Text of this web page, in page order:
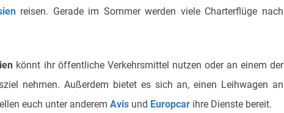
reisen. Gerade im Sommer werden viele Charterflüge nach
könnt ihr öffentliche Verkehrsmittel nutzen oder an einem der
nehmen. Außerdem bietet es sich an, einen Leihwagen an
euch unter anderem Avis und Europcar ihre Dienste bereit.